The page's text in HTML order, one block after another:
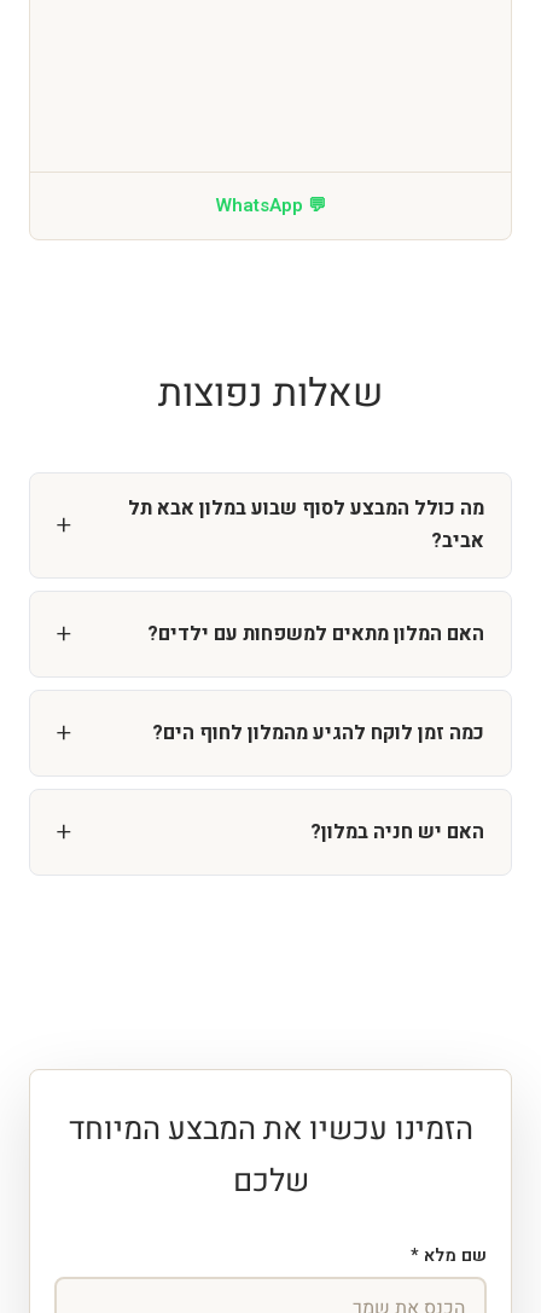
💬 WhatsApp
שאלות נפוצות
מה כולל המבצע לסוף שבוע במלון אבא תל
אביב?
המבצע כולל לינה בחדר מפואר למשך שני לילות,
ארוחת בוקר עשירה, גישה לכל מתקני המלון ושירות
ספא ומסעדות בסביבה.
האם המלון מתאים למשפחות עם ילדים?
בהחלט! מלון אבא ידוע באירוח המשפחתי החם שלו. יש
לנו מתקנים מיוחדים לילדים, חדרים משפחתיים
כמה זמן לוקח להגיע מהמלון לחוף הים?
החוף נמצא במרחק הליכה של 3-5 דקות בלבד מהמלון.
זהו אחד היתרונות הגדולים של המיקום שלנו - אתם
האם יש חניה במלון?
הזמינו עכשיו את המבצע המיוחד
שלכם
שם מלא *